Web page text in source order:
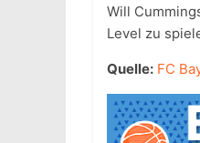
Will
Level zu
Quelle: FC